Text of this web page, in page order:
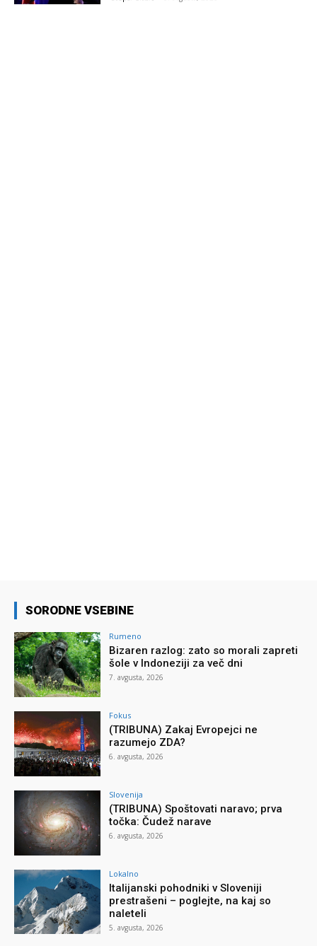
SORODNE VSEBINE
Rumeno
Bizaren razlog: zato so morali zapreti
šole v Indoneziji za več dni
7. avgusta, 2026
Fokus
(TRIBUNA) Zakaj Evropejci ne
razumejo ZDA?
6. avgusta, 2026
Slovenija
(TRIBUNA) Spoštovati naravo; prva
točka: Čudež narave
6. avgusta, 2026
Lokalno
Italijanski pohodniki v Sloveniji
prestrašeni – poglejte, na kaj so
naleteli
5. avgusta, 2026